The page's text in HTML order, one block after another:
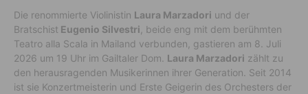
Die renommierte Violinistin Laura Marzadori und der
Bratschist Eugenio Silvestri , beide eng mit dem berühmten
Teatro alla Scala in Mailand verbunden, gastieren am 8. Juli
2026 um 19 Uhr im Gailtaler Dom. Laura Marzadori zählt zu
den herausragenden Musikerinnen ihrer Generation. Seit 2014
ist sie Konzertmeisterin und Erste Geigerin des Orchesters der